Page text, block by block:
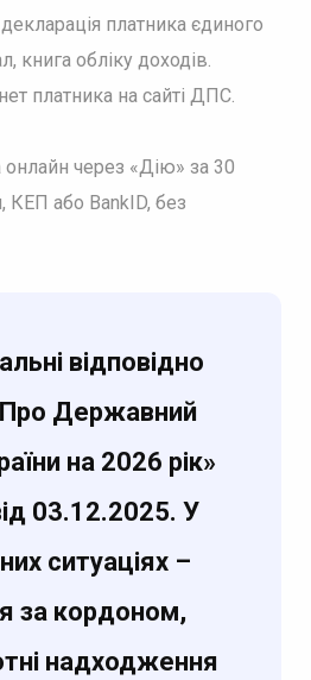
декларація платника єдиного
книга обліку доходів.
платника на сайті ДПС.
через «Дію» за 30
КЕП або BankID, без
відповідно
Державний
на 2026 рік»
03.12.2025. У
ситуаціях –
за кордоном,
надходження